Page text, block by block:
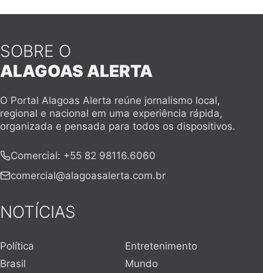
SOBRE O
ALAGOAS ALERTA
O Portal Alagoas Alerta reúne jornalismo local,
regional e nacional em uma experiência rápida,
organizada e pensada para todos os dispositivos.
Comercial: +55 82 98116.6060
comercial@alagoasalerta.com.br
NOTÍCIAS
Política
Entretenimento
Brasil
Mundo